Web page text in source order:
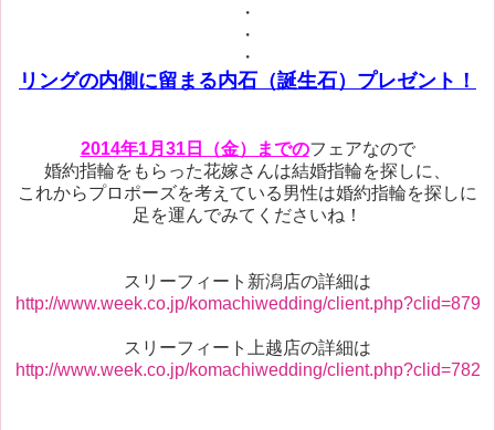
・
・
・
リングの内側に留まる内石（誕生石）プレゼント！
2014年1月31日（金）までのフェアなので
婚約指輪をもらった花嫁さんは結婚指輪を探しに、
これからプロポーズを考えている男性は婚約指輪を探しに
足を運んでみてくださいね！
スリーフィート新潟店の詳細は
http://www.week.co.jp/komachiwedding/client.php?clid=879
スリーフィート上越店の詳細は
http://www.week.co.jp/komachiwedding/client.php?clid=782